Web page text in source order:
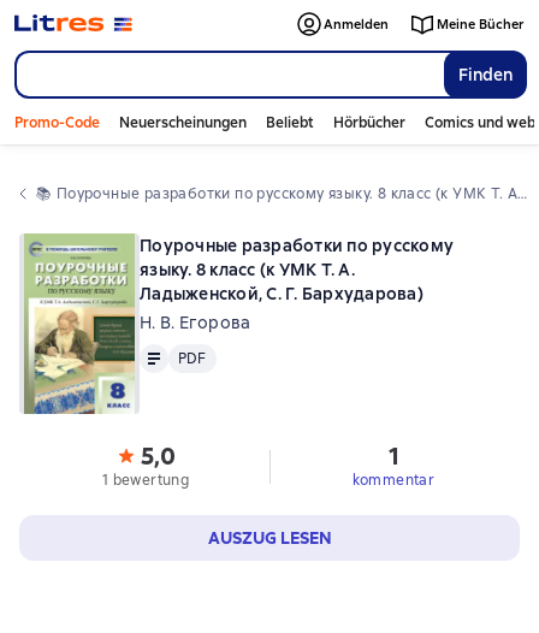
Finden
Anmelden Meine Bücher
Promo-Code Neuerscheinungen Beliebt Hörbücher Comics und
📚 Поурочные разработки по русскому языку. 8 класс (к УМК Т. А. Ладыженской, С. Г. Бархударова)
Поурочные разработки по русскому
языку. 8 класс (к УМК Т. А.
Ладыженской, С. Г. Бархударова)
Н. В. Егорова
Text PDF
PDF
5,0
1 bewertung
1
kommentar
AUSZUG LESEN